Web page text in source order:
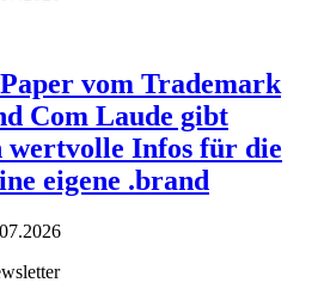
vom Trademark
Com Laude gibt
Infos für die
eigene .brand